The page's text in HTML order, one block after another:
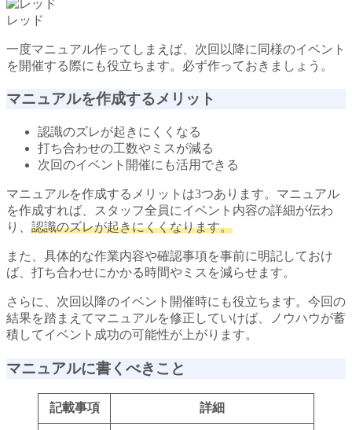
レッド
一度マニュアル作ってしまえば、次回以降に同様のイベント
を開催する際にも役立ちます。必ず作っておきましょう。
マニュアルを作成するメリット
認識のズレが起きにくくなる
打ち合わせの工数やミスが減る
次回のイベント開催にも活用できる
マニュアルを作成するメリットは3つあります。マニュアル
を作成すれば、スタッフ全員にイベント内容の詳細が伝わ
り、 認識のズレが起きにくくなります。
また、具体的な作業内容や確認事項を事前に明記しておけ
ば、打ち合わせにかかる時間やミスを減らせます。
さらに、次回以降のイベント開催時にも役立ちます。今回の
結果を踏まえてマニュアルを修正していけば、ノウハウが蓄
積してイベント成功の可能性が上がります。
マニュアルに書くべきこと
記載事項 詳細